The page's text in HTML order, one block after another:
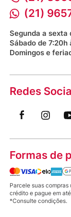
Bioimpedância
Procon RJ
Saúde na praça
(21)
Segunda a sexta
Sábado de 7:20h
Domingos e
Redes
Formas de
Parcele suas
crédito e pague em
*Consulte condições.